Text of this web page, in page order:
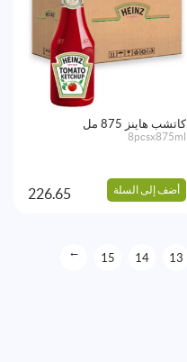
كاتشب هاينز 875 مل
8pcsx875ml
أضف إلى السلة 226.65
13
14
15
→